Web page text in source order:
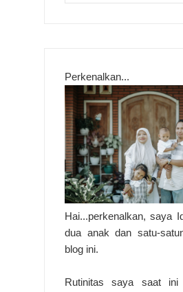
Perkenalkan...
Hai...perkenalkan, saya
dua anak dan satu-
blog ini.
Rutinitas saya saat ini